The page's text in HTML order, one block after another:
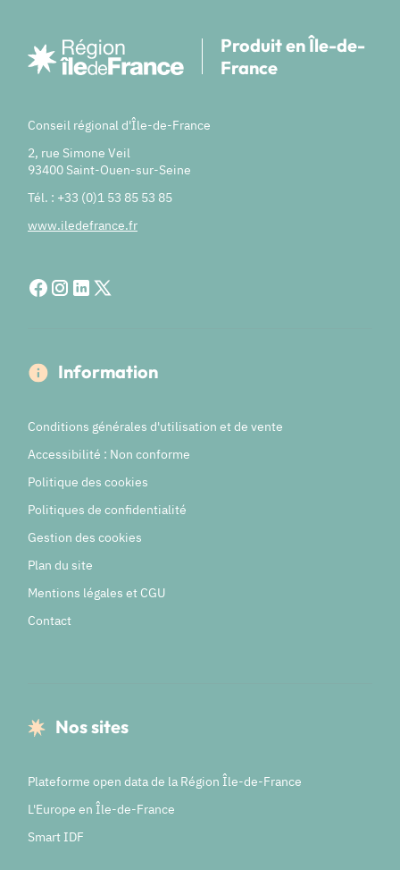
Produit en Île-de-
France
Conseil régional d'Île-de-France
2, rue Simone Veil
93400 Saint-Ouen-sur-Seine
Tél. : +33 (0)1 53 85 53 85
www.iledefrance.fr
Information
Conditions générales d'utilisation et de vente
Accessibilité : Non conforme
Politique des cookies
Politiques de confidentialité
Gestion des cookies
Plan du site
Mentions légales et CGU
Contact
Nos sites
Plateforme open data de la Région Île-de-France
L'Europe en Île-de-France
Smart IDF